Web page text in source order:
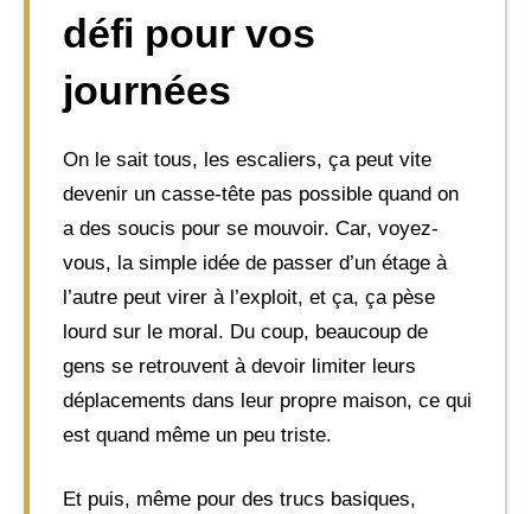
défi pour vos
journées
On le sait tous, les escaliers, ça peut vite
devenir un casse-tête pas possible quand on
a des soucis pour se mouvoir. Car, voyez-
vous, la simple idée de passer d’un étage à
l’autre peut virer à l’exploit, et ça, ça pèse
lourd sur le moral. Du coup, beaucoup de
gens se retrouvent à devoir limiter leurs
déplacements dans leur propre maison, ce qui
est quand même un peu triste.
Et puis, même pour des trucs basiques,